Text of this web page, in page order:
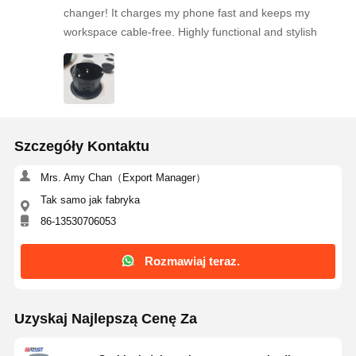
changer! It charges my phone fast and keeps my
workspace cable-free. Highly functional and stylish
Szczegóły Kontaktu
Mrs. Amy Chan（Export Manager）
Tak samo jak fabryka
86-13530706053
Rozmawiaj teraz.
Uzyskaj Najlepszą Cenę Za